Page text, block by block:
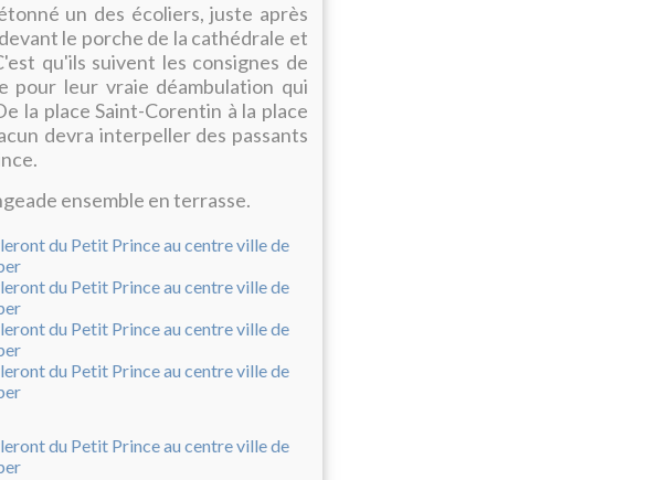
un des écoliers, juste après
le porche de la cathédrale et
qu'ils suivent les consignes de
pour leur vraie déambulation qui
la place Saint-Corentin à la place
devra interpeller des passants
ensemble en terrasse.